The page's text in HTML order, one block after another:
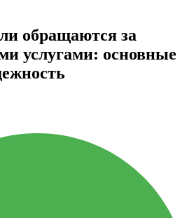
обращаются за
услугами: основные